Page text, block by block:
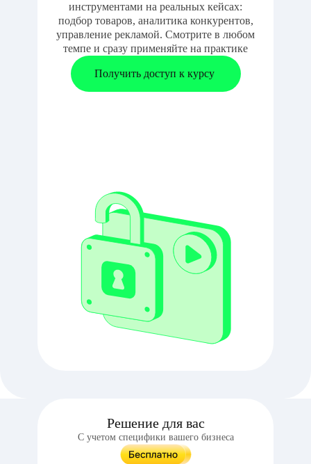
инструментами на реальных кейсах:
подбор товаров, аналитика конкурентов,
управление рекламой. Смотрите в любом
темпе и сразу применяйте на практике
Получить доступ к курсу
Решение для вас
С учетом специфики вашего бизнеса